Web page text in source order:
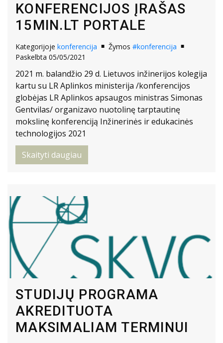
KONFERENCIJOS ĮRAŠAS
15MIN.LT PORTALE
Kategorijoje konferencija Žymos #konferencija
Paskelbta 05/05/2021
2021 m. balandžio 29 d. Lietuvos inžinerijos kolegija
kartu su LR Aplinkos ministerija /konferencijos
globėjas LR Aplinkos apsaugos ministras Simonas
Gentvilas/ organizavo nuotolinę tarptautinę
mokslinę konferenciją Inžinerinės ir edukacinės
technologijos 2021
Skaityti daugiau
STUDIJŲ PROGRAMA
AKREDITUOTA
MAKSIMALIAM TERMINUI